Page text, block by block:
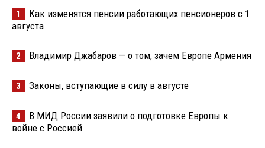
1
Как изменятся пенсии работающих пенсионеров с 1
августа
2 Владимир Джабаров — о том, зачем Европе Армения
3 Законы, вступающие в силу в августе
4
В МИД России заявили о подготовке Европы к
войне с Россией